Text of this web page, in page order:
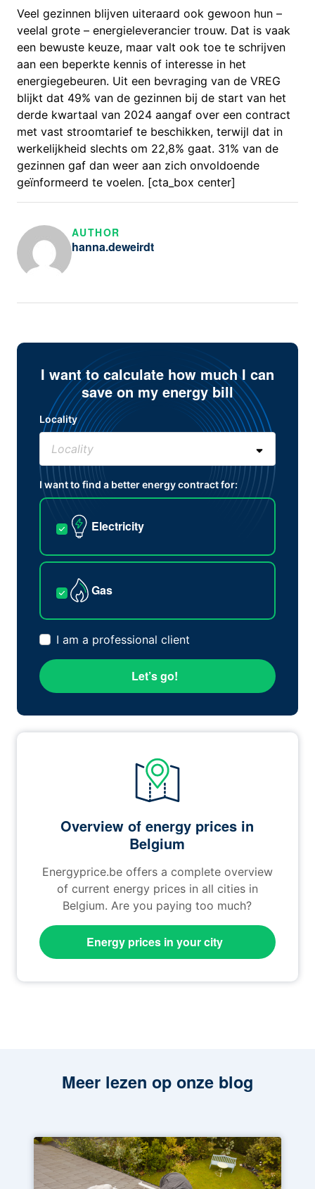
Veel gezinnen blijven uiteraard ook gewoon hun –
veelal grote – energieleverancier trouw. Dat is vaak
een bewuste keuze, maar valt ook toe te schrijven
aan een beperkte kennis of interesse in het
energiegebeuren. Uit een bevraging van de VREG
blijkt dat 49% van de gezinnen bij de start van het
derde kwartaal van 2024 aangaf over een contract
met vast stroomtarief te beschikken, terwijl dat in
werkelijkheid slechts om 22,8% gaat. 31% van de
gezinnen gaf dan weer aan zich onvoldoende
geïnformeerd te voelen. [cta_box center]
AUTHOR
hanna.deweirdt
I want to calculate how much I can
save on my energy bill
Locality
I want to find a better energy contract for:
Electricity
Gas
I am a professional client
Let’s go!
Overview of energy prices in
Belgium
Energyprice.be offers a complete overview
of current energy prices in all cities in
Belgium. Are you paying too much?
Energy prices in your city
Meer lezen op onze blog